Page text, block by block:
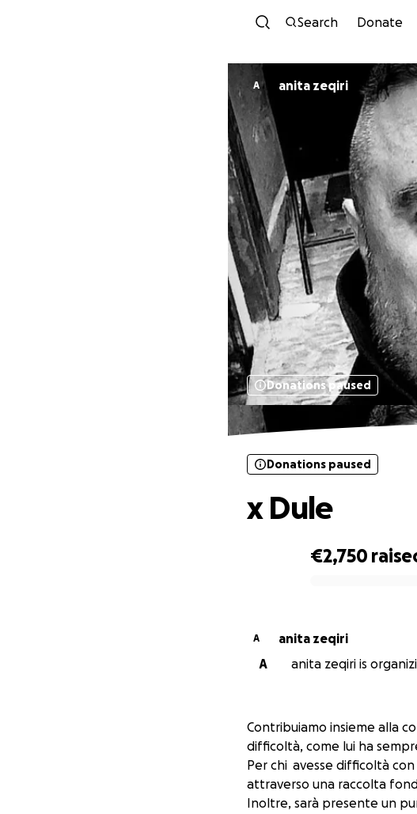
Search Donate
A anita zeqiri
Donations paused
€2,750
Donations paused
x Dule
A
anita zeqiri
A
anita zeqiri is
Contribuiamo insieme alla
difficoltà, come lui ha
Per chi avesse difficoltà
attraverso una raccolta
Inoltre, sarà presente un